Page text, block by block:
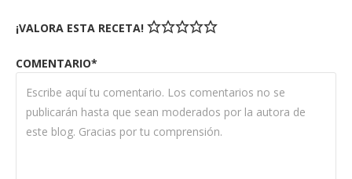
¡VALORA ESTA RECETA!
COMENTARIO*